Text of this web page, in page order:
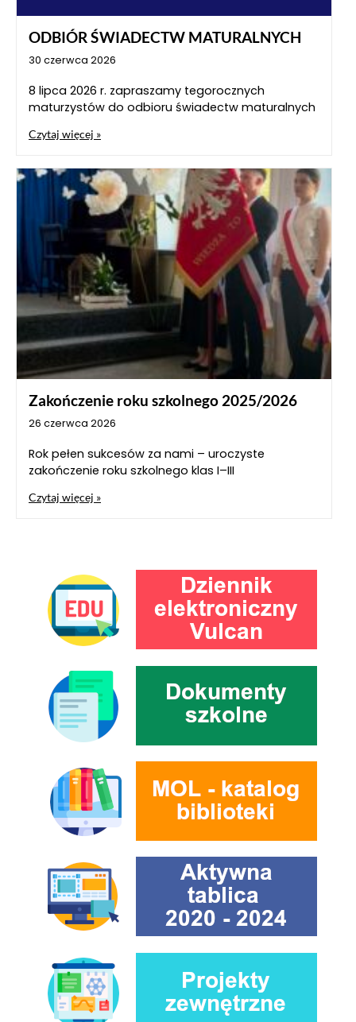
ODBIÓR ŚWIADECTW MATURALNYCH
30 czerwca 2026
8 lipca 2026 r. zapraszamy tegorocznych
maturzystów do odbioru świadectw maturalnych
Czytaj więcej »
Zakończenie roku szkolnego 2025/2026
26 czerwca 2026
Rok pełen sukcesów za nami – uroczyste
zakończenie roku szkolnego klas I–III
Czytaj więcej »